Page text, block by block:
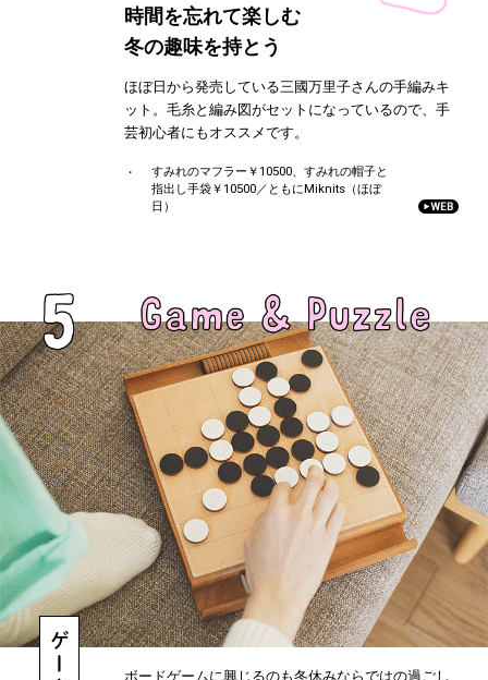
時間を忘れて楽しむ
冬の趣味を持とう
ほぼ日から発売している三國万里子さんの手編みキ
ット。毛糸と編み図がセットになっているので、手
芸初心者にもオススメです。
すみれのマフラー￥10500、すみれの帽子と
指出し手袋￥10500／ともにMiknits（ほぼ
日）